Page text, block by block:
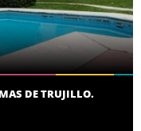
DE TRUJILLO.